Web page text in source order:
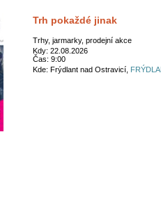
Trh pokaždé jinak
Trhy, jarmarky, prodejní akce
Kdy: 22.08.2026
Čas: 9:00
Kde: Frýdlant nad Ostravicí,